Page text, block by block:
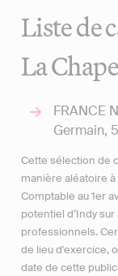
Liste de
La
FRANCE
Germain,
Cette sélection de
manière aléatoire
Comptable au 1er
potentiel d’Indy
professionnels.
de lieu d'exercice,
date de cette